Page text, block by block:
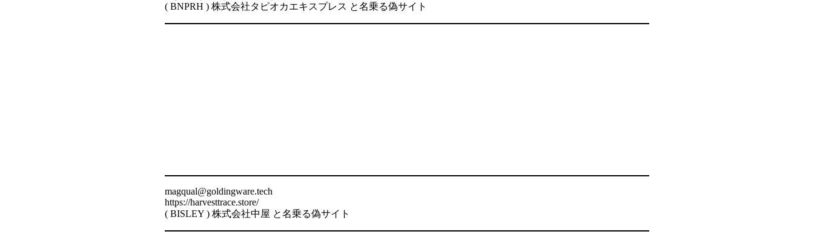
( BNPRH ) 株式会社タピオカエキスプレス と名乗る偽サイト
magqual@goldingware.tech
https://harvesttrace.store/
( BISLEY ) 株式会社中屋 と名乗る偽サイト